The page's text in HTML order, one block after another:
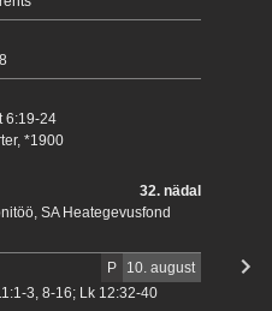
6:19-24
*1900
32. nädal
SA Heategevusfond
P
10. august
3, 8-16; Lk 12:32-40